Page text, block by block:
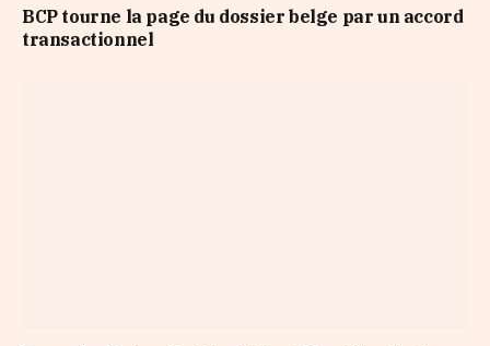
BCP tourne la page du dossier belge par un accord
transactionnel